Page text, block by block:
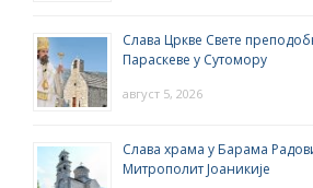
Слава Цркве Свете
Параскеве у Сутомору
август 5, 2026
Слава храма у Барама
Митрополит Јоаникије